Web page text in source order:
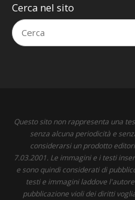
Cerca nel sito
Questo sito non rappresenta una
senza alcuna periodicità e
considerarsi un prodotto
7.03.2001. Le immagini e i testi
e sono quindi considerati di
testi e immagini laddove
pubblicazione violi dei diritti